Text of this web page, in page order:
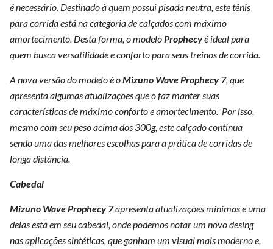
é necessário. Destinado à quem possui pisada neutra, este tênis
para corrida está na categoria de calçados com máximo
amortecimento. Desta forma, o modeloProphecyé ideal para
quem busca versatilidade e conforto para seus treinos de corrida.
A nova versão do modelo é oMizuno Wave Prophecy 7, que
apresenta algumas atualizações que o faz manter suas
características de máximo conforto e amortecimento. Por isso,
mesmo com seu peso acima dos 300g, este calçado continua
sendo uma das melhores escolhas para a prática de corridas de
longa distância.
Cabedal
Mizuno Wave Prophecy 7apresenta atualizações mínimas e uma
delas está em seu cabedal, onde podemos notar um novo desing
nas aplicações sintéticas, que ganham um visual mais moderno e,